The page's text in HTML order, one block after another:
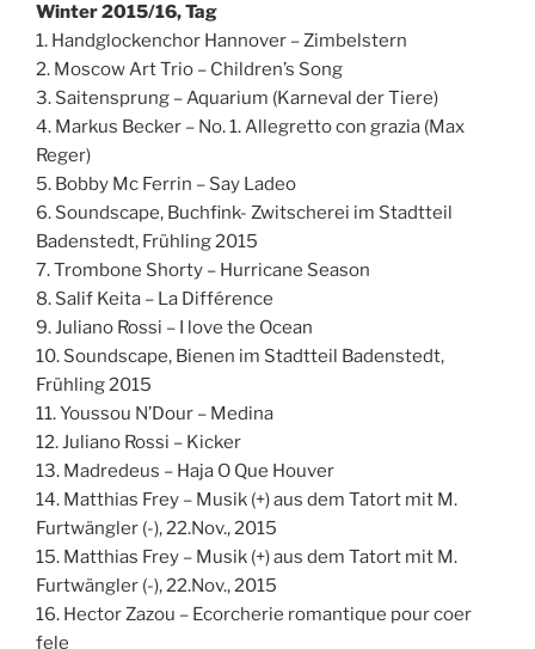
Winter 2015/16, Tag
1. Handglockenchor Hannover – Zimbelstern
2. Moscow Art Trio – Children’s Song
3. Saitensprung – Aquarium (Karneval der Tiere)
4. Markus Becker – No. 1. Allegretto con grazia (Max
Reger)
5. Bobby Mc Ferrin – Say Ladeo
6. Soundscape, Buchfink- Zwitscherei im Stadtteil
Badenstedt, Frühling 2015
7. Trombone Shorty – Hurricane Season
8. Salif Keita – La Différence
9. Juliano Rossi – I love the Ocean
10. Soundscape, Bienen im Stadtteil Badenstedt,
Frühling 2015
11. Youssou N’Dour – Medina
12. Juliano Rossi – Kicker
13. Madredeus – Haja O Que Houver
14. Matthias Frey – Musik (+) aus dem Tatort mit M.
Furtwängler (-), 22.Nov., 2015
15. Matthias Frey – Musik (+) aus dem Tatort mit M.
Furtwängler (-), 22.Nov., 2015
16. Hector Zazou – Ecorcherie romantique pour coer
fele